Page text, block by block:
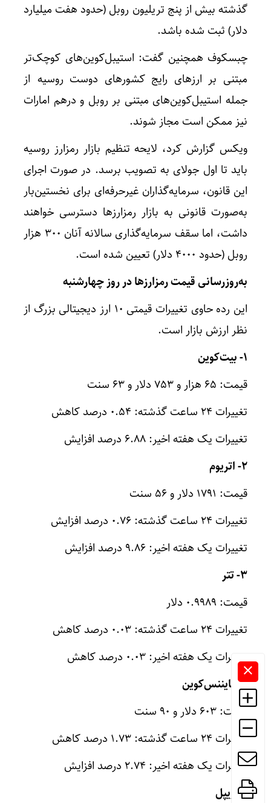
گذشته بیش از پنج تریلیون روبل (حدود هفت میلیارد
دلار) ثبت شده باشد.
چبسکوف همچنین گفت: استیبل‌کوین‌های کوچک‌تر
مبتنی بر ارزهای رایج کشورهای دوست روسیه از
جمله استیبل‌کوین‌های مبتنی بر روبل و درهم امارات
نیز ممکن است مجاز شوند.
ویکس گزارش کرد، لایحه تنظیم‌ بازار رمزارز روسیه
باید تا اول جولای به تصویب برسد. در صورت اجرای
این قانون، سرمایه‌گذاران غیرحرفه‌ای برای نخستین‌بار
به‌صورت قانونی به بازار رمزارزها دسترسی خواهند
داشت، اما سقف سرمایه‌گذاری سالانه آنان ۳۰۰ هزار
روبل (حدود ۴۰۰۰ دلار) تعیین شده است.
به‌روزرسانی قیمت رمزارزها در روز چهارشنبه
این رده حاوی تغییرات قیمتی ۱۰ ارز دیجیتالی بزرگ از
نظر ارزش بازار است.
۱- بیت‌کوین
قیمت: ۶۵ هزار و ۷۵۳ دلار و ۶۳ سنت
تغییرات ۲۴ ساعت گذشته: ۰.۵۴ درصد کاهش
تغییرات یک هفته اخیر: ۶.۸۸ درصد افزایش
۲- اتریوم
قیمت: ۱۷۹۱ دلار و ۵۶ سنت
تغییرات ۲۴ ساعت گذشته: ۰.۷۶ درصد افزایش
تغییرات یک هفته اخیر: ۹.۸۶ درصد افزایش
۳- تتر
قیمت: ۰.۹۹۸۹ دلار
تغییرات ۲۴ ساعت گذشته: ۰.۰۳ درصد کاهش
تغییرات یک هفته اخیر: ۰.۰۳ درصد کاهش
۴- بایننس‌کوین
قیمت: ۶۰۳ دلار و ۹۰ سنت
تغییرات ۲۴ ساعت گذشته: ۱.۷۳ درصد کاهش
تغییرات یک هفته اخیر: ۲.۷۴ درصد افزایش
۵- ریپل